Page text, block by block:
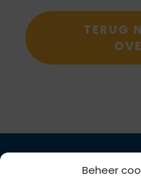
Beheer
TERUG
Domeinnaam